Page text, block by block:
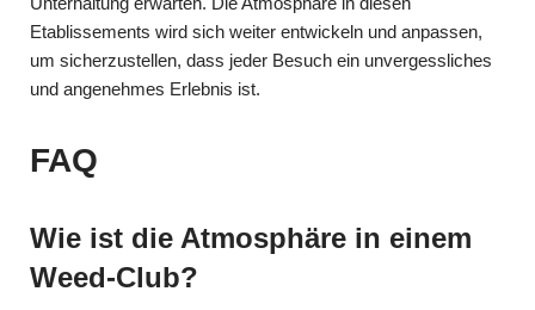
Etablissements wird sich weiter entwickeln und anpassen,
um sicherzustellen, dass jeder Besuch ein unvergessliches
und angenehmes Erlebnis ist.
FAQ
Wie ist die Atmosphäre in einem
Weed-Club?